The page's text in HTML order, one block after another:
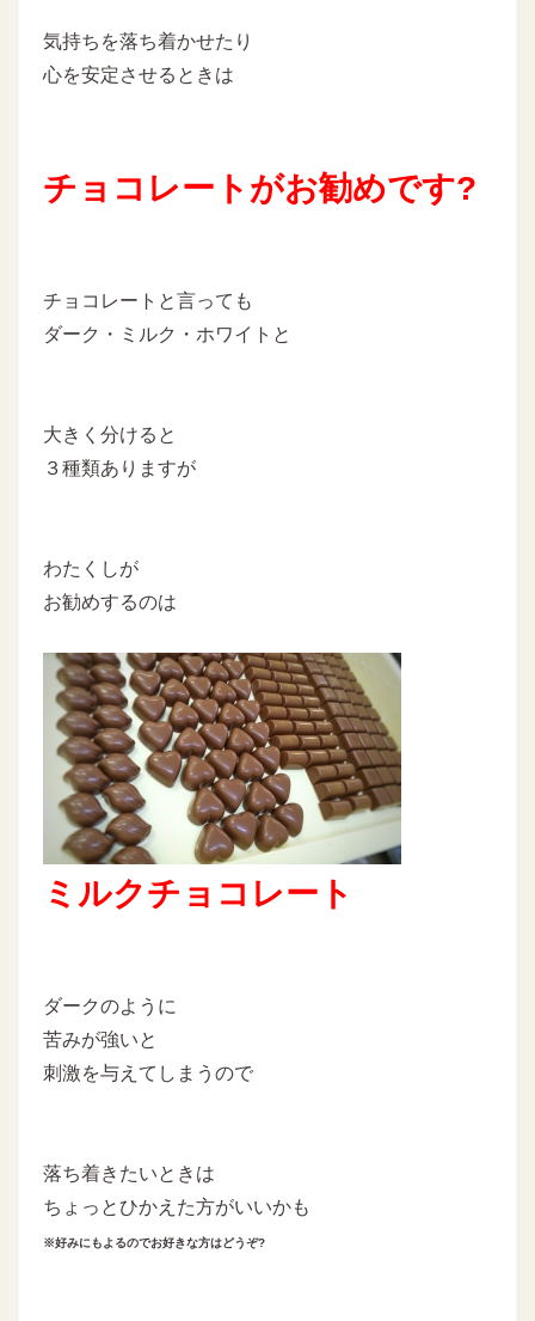
気持ちを落ち着かせたり
心を安定させるときは
チョコレートがお勧めです?
チョコレートと言っても
ダーク・ミルク・ホワイトと
大きく分けると
３種類ありますが
わたくしが
お勧めするのは
ミルクチョコレート
ダークのように
苦みが強いと
刺激を与えてしまうので
落ち着きたいときは
ちょっとひかえた方がいいかも
※好みにもよるのでお好きな方はどうぞ?